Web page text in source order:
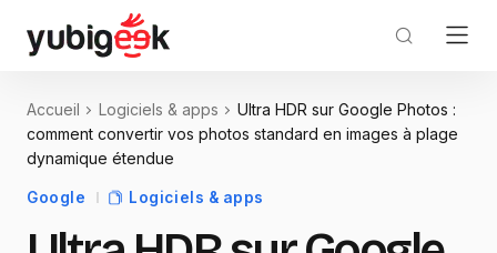
Accueil Logiciels & apps
Ultra HDR sur Google Photos :
comment convertir vos photos standard en images à plage
dynamique étendue
Google Logiciels & apps